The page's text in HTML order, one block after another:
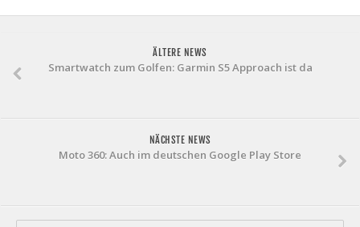
ÄLTERE NEWS
Smartwatch zum Golfen: Garmin S5 Approach ist da
NÄCHSTE NEWS
Moto 360: Auch im deutschen Google Play Store